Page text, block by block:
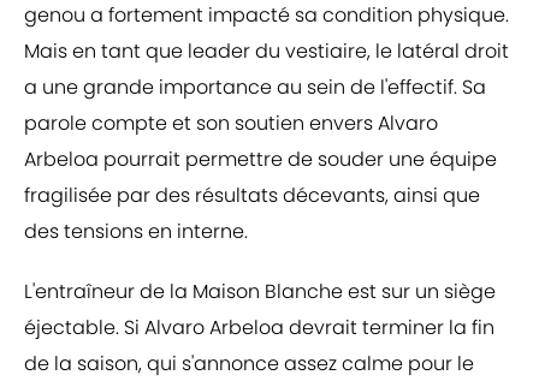
genou a fortement impacté sa condition physique.
Mais en tant que leader du vestiaire, le latéral droit
a une grande importance au sein de l'effectif. Sa
parole compte et son soutien envers Alvaro
Arbeloa pourrait permettre de souder une équipe
fragilisée par des résultats décevants, ainsi que
des tensions en interne.
L'entraîneur de la Maison Blanche est sur un siège
éjectable. Si Alvaro Arbeloa devrait terminer la fin
de la saison, qui s'annonce assez calme pour le